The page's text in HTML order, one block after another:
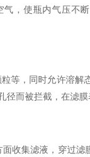
气，使瓶内气压不
等，同时允许溶解
径而被拦截，在滤
收集滤液，穿过滤